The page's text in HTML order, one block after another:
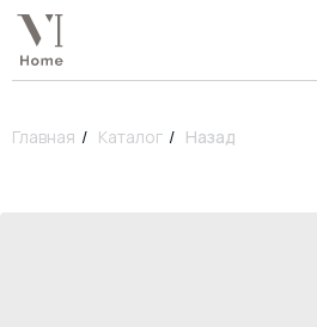
Главная / Каталог / Назад